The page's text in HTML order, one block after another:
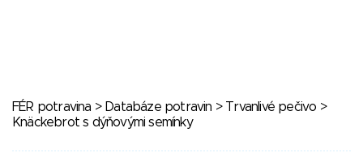
FÉR potravina > Databáze potravin > Trvanlivé pečivo >
Knäckebrot s dýňovými semínky